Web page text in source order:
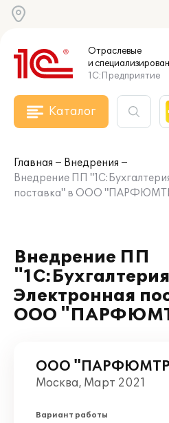
Отраслевые
и
1С:Предприятие
Каталог
Главная
Внедрения
Внедрение ПП
поставка" в ООО
Внедрение ПП
Электронная
ООО
ООО
Москва, Март 2021
Вариант работы